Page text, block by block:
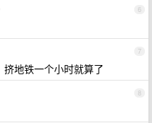
6
7
地铁一个小时就算了
8